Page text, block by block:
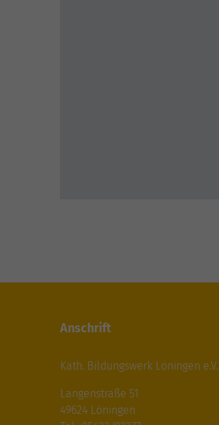
Anschrift
Kath. Bildungswerk Löningen e.V.
Langenstraße 51
49624 Löningen